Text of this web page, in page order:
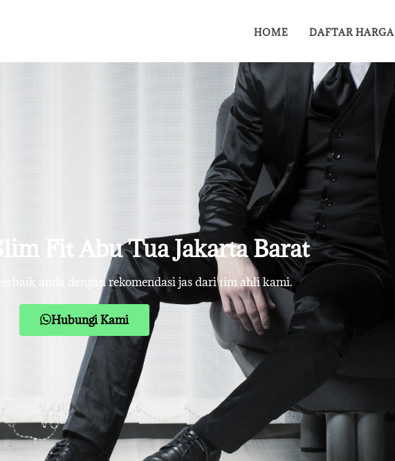
HOME DAFTAR HARGA
Fit Abu Tua Jakarta Barat
anda dengan rekomendasi jas dari tim ahli kami.
Hubungi Kami